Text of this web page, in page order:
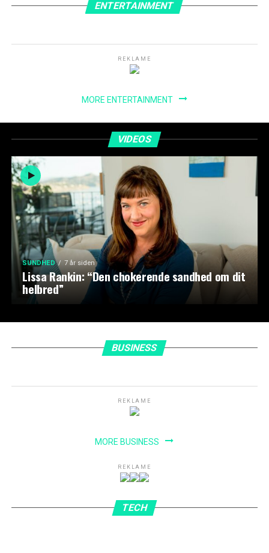
ENTERTAINMENT
REKLAME
MORE ENTERTAINMENT
VIDEOS
SUNDHED 7 år siden
Lissa Rankin: “Den chokerende sandhed om dit
helbred”
BUSINESS
REKLAME
MORE BUSINESS
REKLAME
TECH